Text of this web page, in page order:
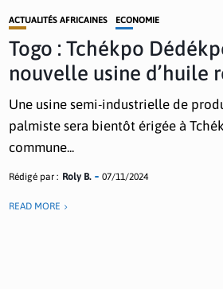
ACTUALITÉS AFRICAINES ECONOMIE
Togo : Tchékpo
nouvelle usine d’huile
Une usine semi-industrielle de
palmiste sera bientôt érigée à
commune...
Rédigé par : Roly B. 07/11/2024
READ MORE